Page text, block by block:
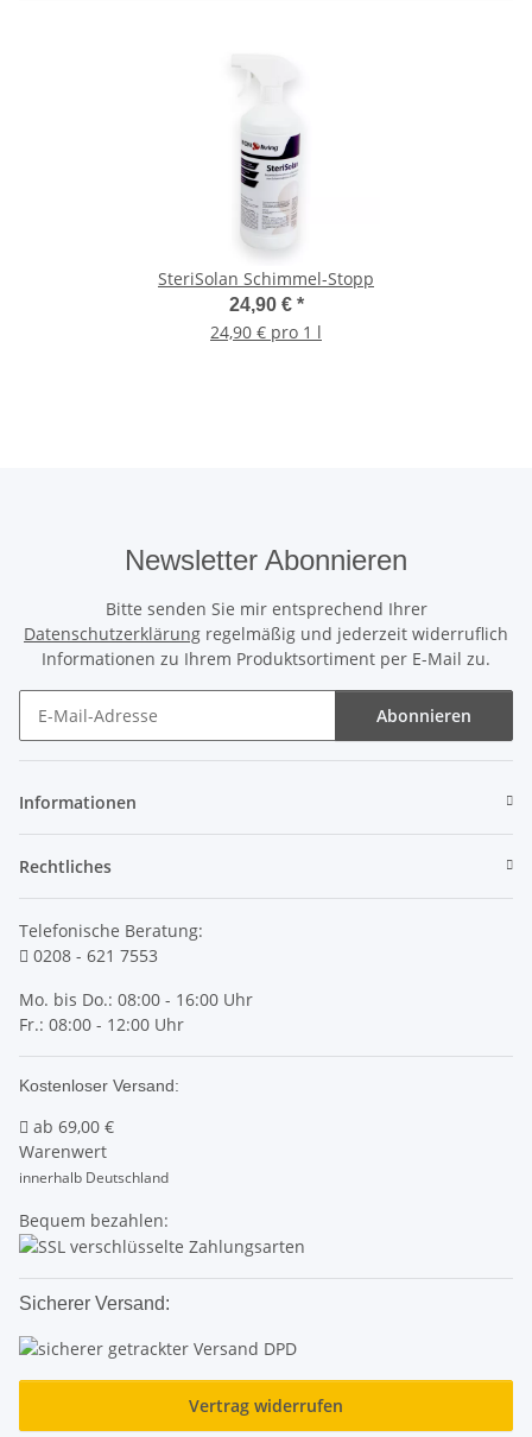
SteriSolan Schimmel-Stopp
24,90 € *
24,90 € pro 1 l
Newsletter Abonnieren
Bitte senden Sie mir entsprechend Ihrer
Datenschutzerklärung regelmäßig und jederzeit widerruflich
Informationen zu Ihrem Produktsortiment per E-Mail zu.
Abonnieren
Informationen
Rechtliches
Telefonische Beratung:
0208 - 621 7553
Mo. bis Do.: 08:00 - 16:00 Uhr
Fr.: 08:00 - 12:00 Uhr
Kostenloser Versand:
ab 69,00 €
Warenwert
innerhalb Deutschland
Bequem bezahlen:
Sicherer Versand:
Vertrag widerrufen